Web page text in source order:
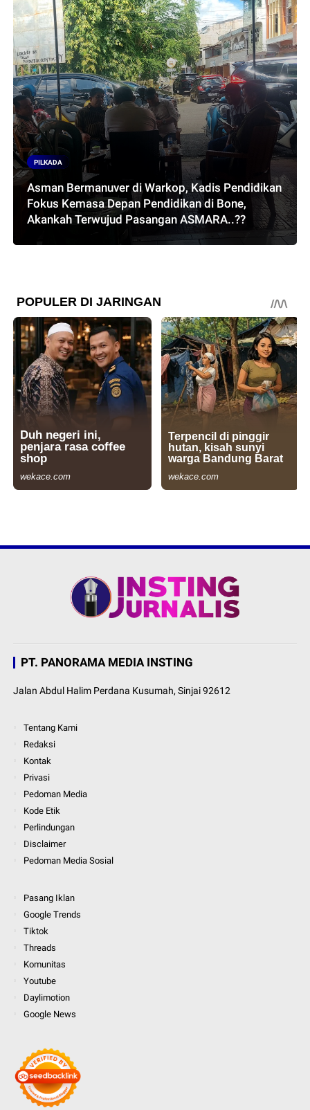
PILKADA
Asman Bermanuver di Warkop, Kadis Pendidikan
Fokus Kemasa Depan Pendidikan di Bone,
Akankah Terwujud Pasangan ASMARA..??
PT. PANORAMA MEDIA INSTING
Jalan Abdul Halim Perdana Kusumah, Sinjai 92612
Tentang Kami
Redaksi
Kontak
Privasi
Pedoman Media
Kode Etik
Perlindungan
Disclaimer
Pedoman Media Sosial
Pasang Iklan
Google Trends
Tiktok
Threads
Komunitas
Youtube
Daylimotion
Google News